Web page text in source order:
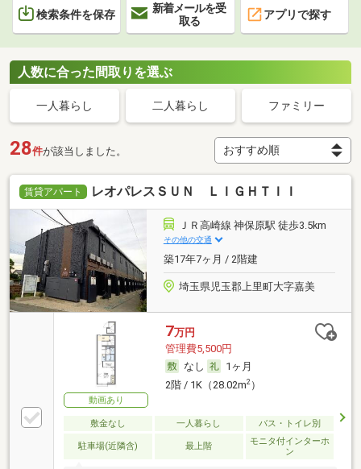
検索条件を保存
新着メールを受
取る
アプリで探す
人数に合った間取りを選ぶ
一人暮らし 二人暮らし ファミリー
28件が該当しました。
賃貸アパート レオパレスＳＵＮ ＬＩＧＨＴＩＩ
ＪＲ高崎線 神保原駅 徒歩3.5km
その他の交通
築17年7ヶ月 / 2階建
埼玉県児玉郡上里町大字嘉美
動画あり
7万円
管理費5,500円
なし
1ヶ月
2階 / 1K（28.02m2）
敷金なし 一人暮らし バス・トイレ別
駐車場(近隣含) 最上階
モニタ付インターホ
ン